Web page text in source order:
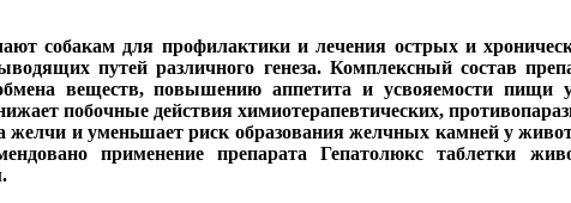
собакам для профилактики и лечения острых и
путей различного генеза. Комплексный состав
веществ, повышению аппетита и усвояемости
побочные действия химиотерапевтических,
желчи и уменьшает риск образования желчных камней у
применение препарата Гепатолюкс таблетки